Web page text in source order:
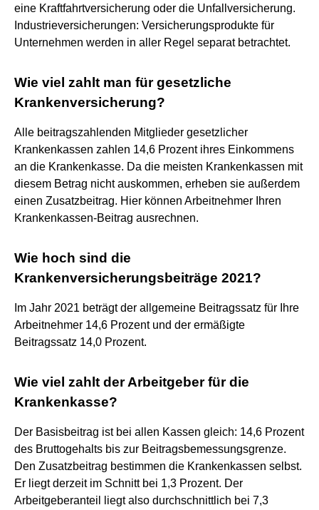
eine Kraftfahrtversicherung oder die Unfallversicherung.
Industrieversicherungen: Versicherungsprodukte für
Unternehmen werden in aller Regel separat betrachtet.
Wie viel zahlt man für gesetzliche
Krankenversicherung?
Alle beitragszahlenden Mitglieder gesetzlicher
Krankenkassen zahlen 14,6 Prozent ihres Einkommens
an die Krankenkasse. Da die meisten Krankenkassen mit
diesem Betrag nicht auskommen, erheben sie außerdem
einen Zusatzbeitrag. Hier können Arbeitnehmer Ihren
Krankenkassen-Beitrag ausrechnen.
Wie hoch sind die
Krankenversicherungsbeiträge 2021?
Im Jahr 2021 beträgt der allgemeine Beitragssatz für Ihre
Arbeitnehmer 14,6 Prozent und der ermäßigte
Beitragssatz 14,0 Prozent.
Wie viel zahlt der Arbeitgeber für die
Krankenkasse?
Der Basisbeitrag ist bei allen Kassen gleich: 14,6 Prozent
des Bruttogehalts bis zur Beitragsbemessungsgrenze.
Den Zusatzbeitrag bestimmen die Krankenkassen selbst.
Er liegt derzeit im Schnitt bei 1,3 Prozent. Der
Arbeitgeberanteil liegt also durchschnittlich bei 7,3